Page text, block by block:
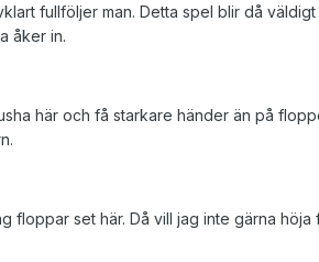
fullföljer man. Detta spel blir då
åker in.
här och få starkare händer än på
floppar set här. Då vill jag inte gärna